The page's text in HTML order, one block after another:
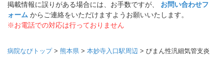
掲載情報に誤りがある場合には、お手数ですが、 お問い合わせフ
ォーム からご連絡をいただけますようお願いいたします。
※お電話での対応は行っておりません
病院なびトップ> 熊本県 > 本妙寺入口駅周辺 > びまん性汎細気管支炎